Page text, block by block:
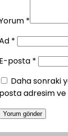
*
*
posta *
Daha sonraki
adresim ve